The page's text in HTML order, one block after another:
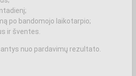
po bandomojo laikotarpio;
ir šventes.
nuo pardavimų rezultato.